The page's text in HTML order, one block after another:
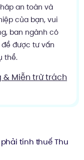
an toàn và
của bạn, vui
ban ngành có
được tư vấn
thể.
& Miễn trừ trách
tính thuế Thu